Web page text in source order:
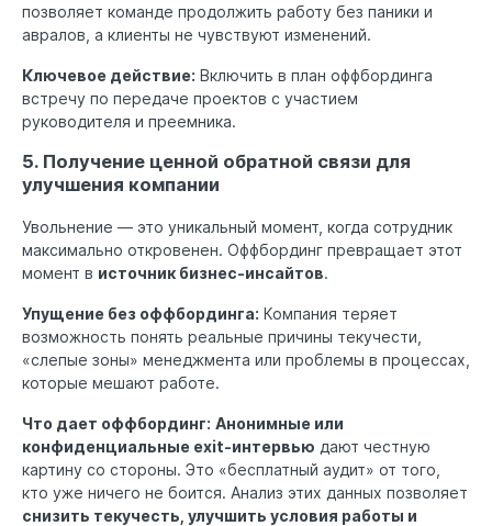
позволяет команде продолжить работу без паники и
авралов, а клиенты не чувствуют изменений.
Ключевое действие: Включить в план оффбординга
встречу по передаче проектов с участием
руководителя и преемника.
5. Получение ценной обратной связи для
улучшения компании
Увольнение — это уникальный момент, когда сотрудник
максимально откровенен. Оффбординг превращает этот
момент в источник бизнес-инсайтов.
Упущение без оффбординга: Компания теряет
возможность понять реальные причины текучести,
«слепые зоны» менеджмента или проблемы в процессах,
которые мешают работе.
Что дает оффбординг: Анонимные или
конфиденциальные exit-интервью дают честную
картину со стороны. Это «бесплатный аудит» от того,
кто уже ничего не боится. Анализ этих данных позволяет
снизить текучесть, улучшить условия работы и